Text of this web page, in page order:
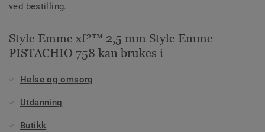
ved bestilling.
Style Emme xf²™ 2,5 mm Style Emme
PISTACHIO 758 kan brukes i
Helse og omsorg
Utdanning
Butikk